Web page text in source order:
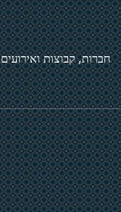
חברות, קבוצות ואירועים